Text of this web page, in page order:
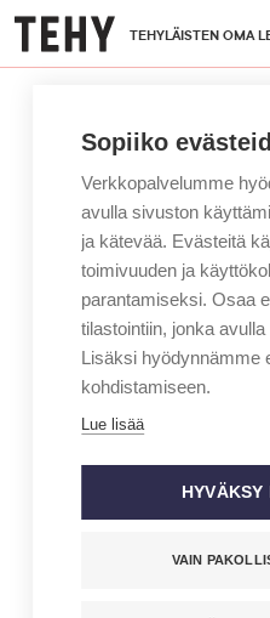
Hyppää
pääsisältöön
TEHYLÄISTEN OMA
MAINIO –
Sopiiko
Verkkopalvelumme
avulla sivuston
ja kätevää. Evästeitä
toimivuuden ja
parantamiseksi. Osaa
tilastointiin, jonka
Lisäksi hyödynnämme
kohdistamiseen.
Lue lisää
HYVÄKSY
VAIN